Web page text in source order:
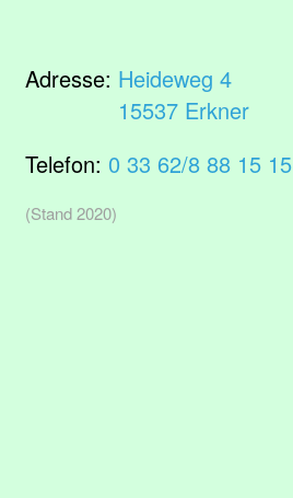
Adresse: Heideweg 4
15537 Erkner
Telefon: 0 33 62/8 88 15 15
(Stand 2020)